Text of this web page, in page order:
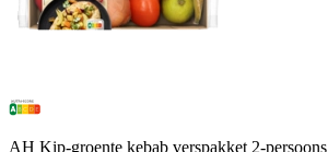
AH Kip-groente kebab verspakket 2-persoons